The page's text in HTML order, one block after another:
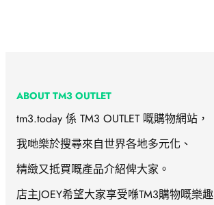
ABOUT TM3 OUTLET
tm3.today 係 TM3 OUTLET 嘅購物網站，
我哋樂於搜尋來自世界各地多元化、
精緻又抵買嘅產品介紹俾大家。
店主JOEY希望大家享受喺TM3購物嘅樂趣